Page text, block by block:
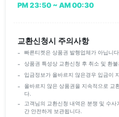
PM 23:50 ~ AM 00:30
교환신청시 주의사항
빠른티켓은 상품권 발행업체가 아닙니
상품권 특성상 교환신청 후 취소 및 환
입금정보가 올바르지 않은경우 입금이
올바르지 않은 상품권을 지속적으로 교
다.
고객님의 교환신청 내역은 분쟁 및 수
간 안전하게 보관됩니다.